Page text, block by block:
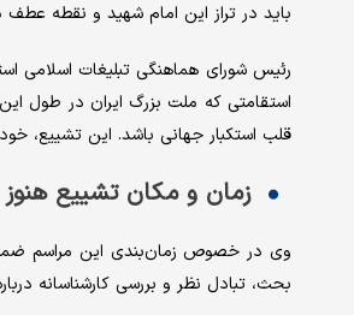
باید در تراز این امام شهید و نقطه عطف
رئیس شورای هماهنگی تبلیغات اسلامی
استقامتی که ملت بزرگ ایران در طول
قلب استکبار جهانی باشد. این تشییع،
زمان و مکان تشییع
وی در خصوص زمان‌بندی این مراسم
بحث، تبادل نظر و بررسی کارشناسانه